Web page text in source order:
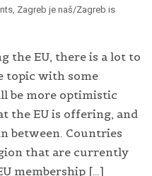
Zagreb je naš/Zagreb is
the EU, there is a lot to
topic with some
be more optimistic
the EU is offering, and
between. Countries
that are currently
membership […]